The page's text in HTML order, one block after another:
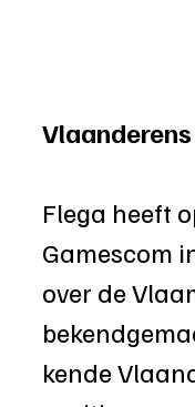
Flega heeft
Gamescom
over de
kende